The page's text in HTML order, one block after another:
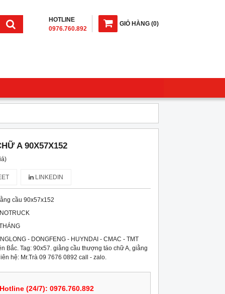
GIỎ HÀNG (0)
HOTLINE
0976.760.892
A 90X57X152
LINKEDIN
cầu 90x57x152
- DONGFENG - HUYNDAI - CMAC - TMT
Bắc. Tag: 90x57. giằng cầu thượng táo chữ A, giằng
hệ: Mr.Trà 09 7676 0892 call - zalo.
(24/7): 0976.760.892